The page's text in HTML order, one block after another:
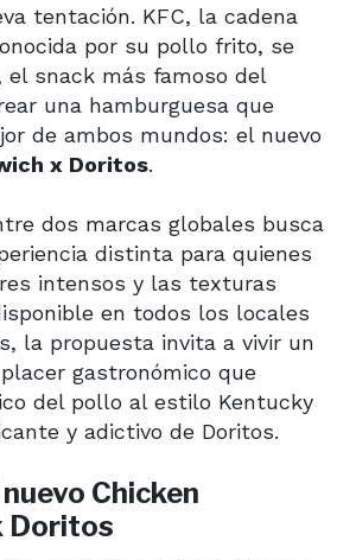
tentación. KFC, la cadena
por su pollo frito, se
el snack más famoso del
una hamburguesa que
de ambos mundos: el nuevo
x Doritos.
dos marcas globales busca
distinta para quienes
intensos y las texturas
en todos los locales
la propuesta invita a vivir un
gastronómico que
del pollo al estilo Kentucky
y adictivo de Doritos.
Chicken
Doritos